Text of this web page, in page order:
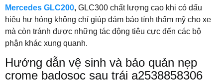
Mercedes GLC200, GLC300 chất lượng cao khi có dấu
hiệu hư hỏng không chỉ giúp đảm bảo tính thẩm mỹ cho xe
mà còn tránh được những tác động tiêu cực đến các bộ
phận khác xung quanh.
Hướng dẫn vệ sinh và bảo quản nẹp
crome badosoc sau trái a2538858306